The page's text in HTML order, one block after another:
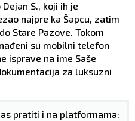
S., koji ih je
najpre ka Šapcu, zatim
Stare Pazove. Tokom
su mobilni telefon
isprave na ime Saše
za luksuzni
pratiti i na platformama: